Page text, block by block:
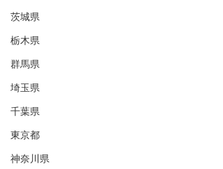
茨城県
栃木県
群馬県
埼玉県
千葉県
東京都
神奈川県